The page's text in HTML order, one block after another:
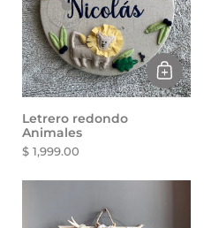
Letrero redondo
Animales
$ 1,999.00